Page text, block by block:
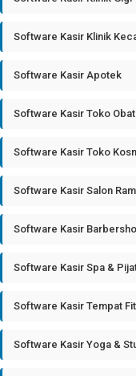
Software Kasir Klinik
Software Kasir Apotek
Software Kasir Toko Obat
Software Kasir Toko
Software Kasir Salon
Software Kasir
Software Kasir Spa &
Software Kasir Tempat
Software Kasir Yoga &